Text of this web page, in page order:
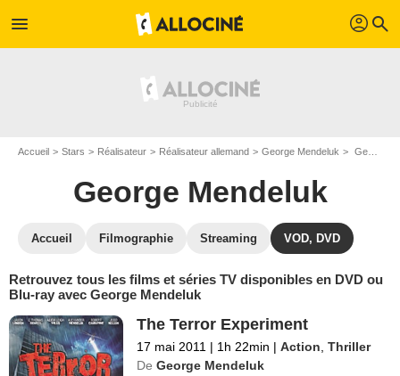
menu profil search
Accueil Stars Réalisateur Réalisateur allemand George Mendeluk George Mendeluk : ses Blu-Ray, DVD, VOD, SVOD
George Mendeluk
Accueil Filmographie Streaming VOD, DVD
Retrouvez tous les films et séries TV disponibles en DVD ou
Blu-ray avec George Mendeluk
The Terror Experiment
17 mai 2011 | 1h 22min | Action ,Thriller
De George Mendeluk